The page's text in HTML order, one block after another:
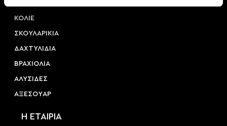
ΚΟΛΙΕ
ΣΚΟΥΛΑΡΙΚΙΑ
ΔΑΧΤΥΛΙΔΙΑ
ΒΡΑΧΙΟΛΙΑ
ΑΛΥΣΙΔΕΣ
ΑΞΕΣΟΥAΡ
Η ΕΤΑΙΡΙΑ